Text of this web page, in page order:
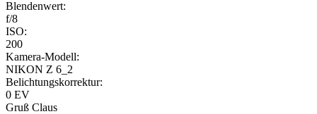
Blendenwert:
f/8
ISO:
200
Kamera-Modell:
NIKON Z 6_2
Belichtungskorrektur:
0 EV
Gruß Claus